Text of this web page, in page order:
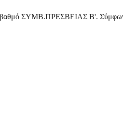
με βαθμό ΣΥΜΒ.ΠΡΕΣΒΕΙΑΣ Β'.